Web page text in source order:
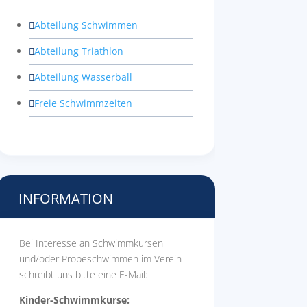
Abteilung Schwimmen
Abteilung Triathlon
Abteilung Wasserball
Freie Schwimmzeiten
INFORMATION
Bei Interesse an Schwimmkursen
und/oder Probeschwimmen im Verein
schreibt uns bitte eine E-Mail:
Kinder-Schwimmkurse: